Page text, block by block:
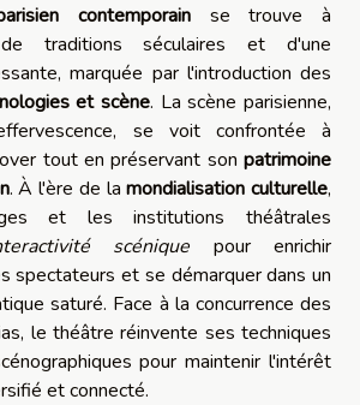
contemporain se trouve à
de traditions séculaires et d'une
marquée par l'introduction des
et scène. La scène parisienne,
se voit confrontée à
tout en préservant son patrimoine
. À l'ère de lamondialisation culturelle,
et les institutions théâtrales
scénique pour enrichir
spectateurs et se démarquer dans un
saturé. Face à la concurrence des
le théâtre réinvente ses techniques
pour maintenir l'intérêt
et connecté.